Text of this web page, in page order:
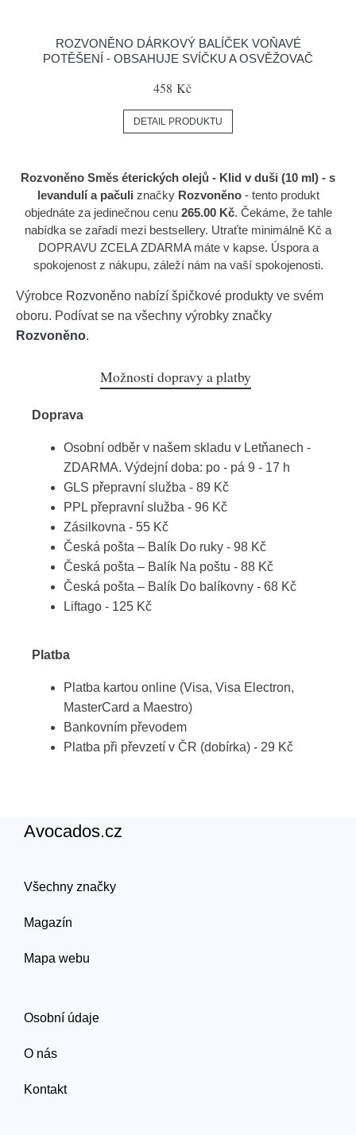
ROZVONĚNO DÁRKOVÝ BALÍČEK VOŇAVÉ
POTĚŠENÍ - OBSAHUJE SVÍČKU A OSVĚŽOVAČ
458 Kč
DETAIL PRODUKTU
Rozvoněno Směs éterických olejů - Klid v duši (10 ml) - s
levandulí a pačuli značky Rozvoněno- tento produkt
objednáte za jedinečnou cenu 265.00 Kč. Čekáme, že tahle
nabídka se zařadí mezi bestsellery. Utraťte minimálně Kč a
DOPRAVU ZCELA ZDARMA máte v kapse. Úspora a
spokojenost z nákupu, záleží nám na vaší spokojenosti.
Výrobce Rozvoněno nabízí špičkové produkty ve svém
oboru. Podívat se na všechny výrobky značky
Rozvoněno.
Možnosti dopravy a platby
Doprava
Osobní odběr v našem skladu v Letňanech -
ZDARMA. Výdejní doba: po - pá 9 - 17 h
GLS přepravní služba - 89 Kč
PPL přepravní služba - 96 Kč
Zásilkovna - 55 Kč
Česká pošta – Balík Do ruky - 98 Kč
Česká pošta – Balík Na poštu - 88 Kč
Česká pošta – Balík Do balíkovny - 68 Kč
Liftago - 125 Kč
Platba
Platba kartou online (Visa, Visa Electron,
MasterCard a Maestro)
Bankovním převodem
Platba při převzetí v ČR (dobírka) - 29 Kč
Avocados.cz
Všechny značky
Magazín
Mapa webu
Osobní údaje
O nás
Kontakt